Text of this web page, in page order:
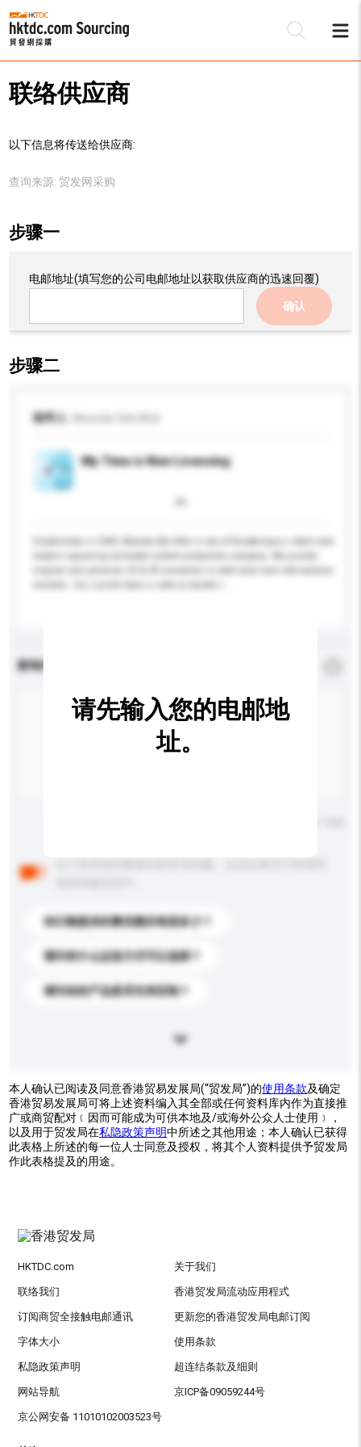
联络供应商
以下信息将传送给供应商:
查询来源: 贸发网采购
步骤一
电邮地址(填写您的公司电邮地址以获取供应商的迅速回覆)
确认
步骤二
收件人
My Time is Now Licensing
查询内容
你们能提供的最优惠价格是多少？
请问有什么运送方式可以选择？
请问你的产品是否支持定制？
请先输入您的电邮地
址。
本人确认已阅读及同意香港贸易发展局(“贸发局”)的使用条款及确定
香港贸易发展局可将上述资料编入其全部或任何资料库内作为直接推
广或商贸配对﹝因而可能成为可供本地及/或海外公众人士使用﹞，
以及用于贸发局在私隐政策声明中所述之其他用途；本人确认已获得
此表格上所述的每一位人士同意及授权，将其个人资料提供予贸发局
作此表格提及的用途。
HKTDC.com 关于我们
联络我们 香港贸发局流动应用程式
订阅商贸全接触电邮通讯 更新您的香港贸发局电邮订阅
字体大小 使用条款
私隐政策声明 超连结条款及细则
网站导航 京ICP备09059244号
京公网安备 11010102003523号